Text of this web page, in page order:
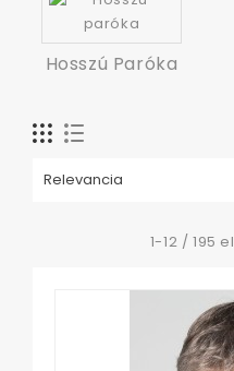
Hosszú Paróka
Relevancia
1-12 / 195